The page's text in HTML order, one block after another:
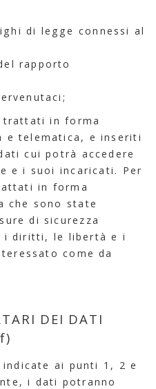
di legge connessi al
rapporto
trattati in forma
e telematica, e inseriti
cui potrà accedere
e i suoi incaricati. Per
in forma
che sono state
di sicurezza
i diritti, le libertà e i
come da
DEI DATI
ai punti 1, 2 e
i dati potranno